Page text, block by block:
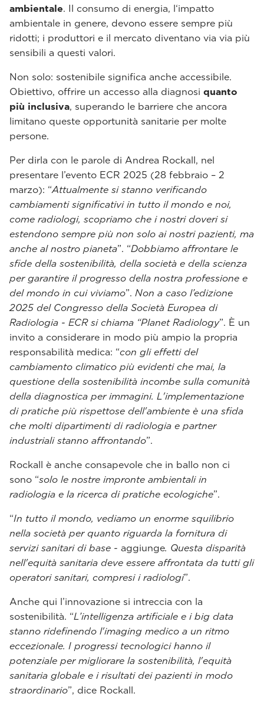
ambientale. Il consumo di energia, l‘impatto
ambientale in genere, devono essere sempre più
ridotti; i produttori e il mercato diventano via via più
sensibili a questi valori.
Non solo: sostenibile significa anche accessibile.
Obiettivo, offrire un accesso alla diagnosi quanto
più inclusiva, superando le barriere che ancora
limitano queste opportunità sanitarie per molte
persone.
Per dirla con le parole di Andrea Rockall, nel
presentare l’evento ECR 2025 (28 febbraio – 2
marzo): “Attualmente si stanno verificando
cambiamenti significativi in tutto il mondo e noi,
come radiologi, scopriamo che i nostri doveri si
estendono sempre più non solo ai nostri pazienti, ma
anche al nostro pianeta”. “Dobbiamo affrontare le
sfide della sostenibilità, della società e della scienza
per garantire il progresso della nostra professione e
del mondo in cui viviamo”. Non a caso l’edizione
2025 del Congresso della Società Europea di
Radiologia - ECR si chiama “Planet Radiology”. È un
invito a considerare in modo più ampio la propria
responsabilità medica: “con gli effetti del
cambiamento climatico più evidenti che mai, la
questione della sostenibilità incombe sulla comunità
della diagnostica per immagini. L'implementazione
di pratiche più rispettose dell'ambiente è una sfida
che molti dipartimenti di radiologia e partner
industriali stanno affrontando”.
Rockall è anche consapevole che in ballo non ci
sono “solo le nostre impronte ambientali in
radiologia e la ricerca di pratiche ecologiche”.
“In tutto il mondo, vediamo un enorme squilibrio
nella società per quanto riguarda la fornitura di
servizi sanitari di base - aggiunge. Questa disparità
nell'equità sanitaria deve essere affrontata da tutti gli
operatori sanitari, compresi i radiologi”.
Anche qui l’innovazione si intreccia con la
sostenibilità. “L’intelligenza artificiale e i big data
stanno ridefinendo l'imaging medico a un ritmo
eccezionale. I progressi tecnologici hanno il
potenziale per migliorare la sostenibilità, l'equità
sanitaria globale e i risultati dei pazienti in modo
straordinario”, dice Rockall.